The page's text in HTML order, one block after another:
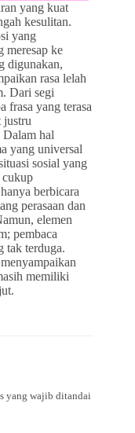
yang kuat
kesulitan.
yang
meresap ke
digunakan,
rasa lelah
Dari segi
frasa yang terasa
justru
Dalam hal
yang universal
sosial yang
cukup
berbicara
perasaan dan
elemen
pembaca
tak terduga.
memiliki
yang wajib ditandai